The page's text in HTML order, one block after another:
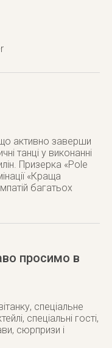
активно заверши
танці у виконанні
Призерка «Pole
«Краща
багатьох
просимо в
спеціальне
спеціальні гості,
сюрпризи і